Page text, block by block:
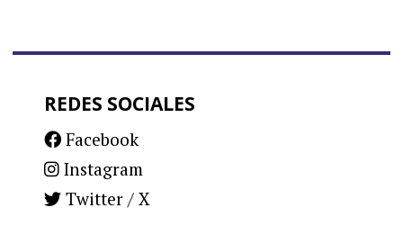
REDES SOCIALES
Facebook
Instagram
Twitter / X